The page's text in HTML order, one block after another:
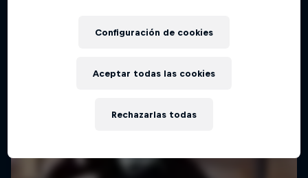
Configuración de cookies
Rechazarlas todas
Aceptar todas las cookies